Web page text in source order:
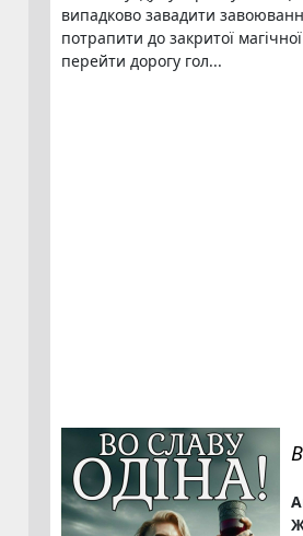
випадково завадити
потрапити до закритої
перейти дорогу гол...